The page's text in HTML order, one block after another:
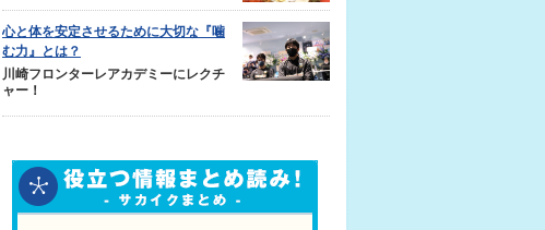
心と体を安定させるために大切な『噛
む力』とは？
川崎フロンターレアカデミーにレクチ
ャー！